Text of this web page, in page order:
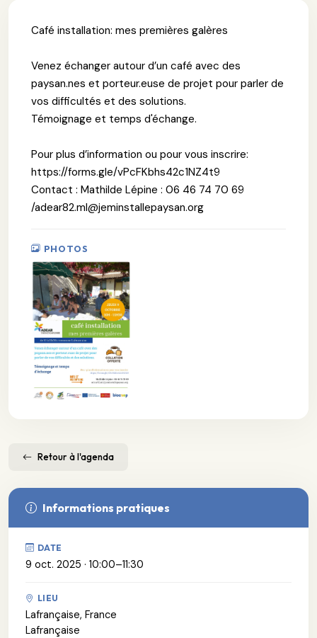
Café installation: mes premières galères
Venez échanger autour d’un café avec des
paysan.nes et porteur.euse de projet pour parler de
vos difficultés et des solutions.
Témoignage et temps d'échange.
Pour plus d’information ou pour vous inscrire:
https://forms.gle/vPcFKbhs42c1NZ4t9
Contact : Mathilde Lépine : 06 46 74 70 69
/adear82.ml@jeminstallepaysan.org
PHOTOS
Retour à l'agenda
Informations pratiques
DATE
9 oct. 2025 · 10:00–11:30
LIEU
Lafrançaise, France
Lafrançaise